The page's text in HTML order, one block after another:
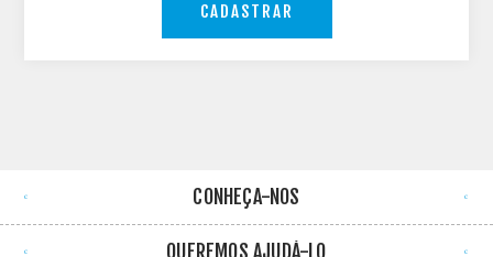
CADASTRAR
CONHEÇA-NOS
QUEREMOS AJUDÁ-LO